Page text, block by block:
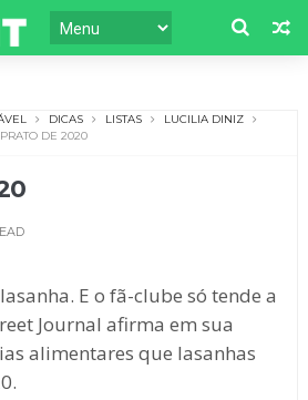
DICAS LISTAS
LUCILIA DINIZ
DE 2020
E o fã-clube só tende a
Journal afirma em sua
alimentares que lasanhas